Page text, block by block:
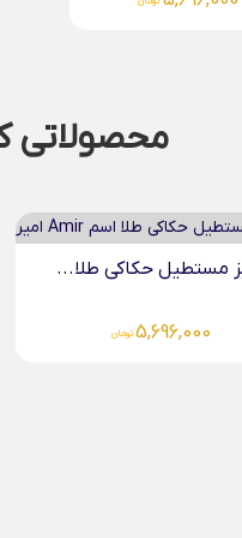
محصولاتی
طلا اسم سیاوش...
7,749,000 تومان